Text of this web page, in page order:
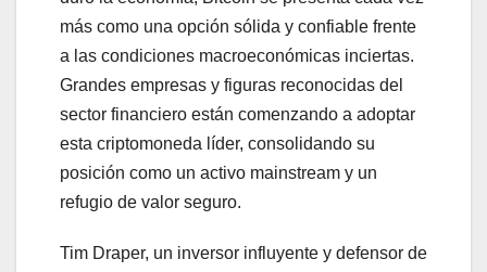
más como una opción sólida y confiable frente
a las condiciones macroeconómicas inciertas.
Grandes empresas y figuras reconocidas del
sector financiero están comenzando a adoptar
esta criptomoneda líder, consolidando su
posición como un activo mainstream y un
refugio de valor seguro.
Tim Draper, un inversor influyente y defensor de